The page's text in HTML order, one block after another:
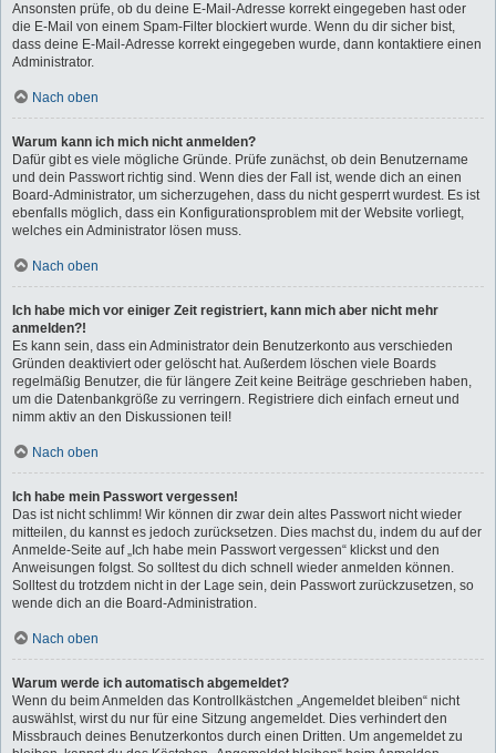
Ansonsten prüfe, ob du deine E-Mail-Adresse korrekt eingegeben hast oder
die E-Mail von einem Spam-Filter blockiert wurde. Wenn du dir sicher bist,
dass deine E-Mail-Adresse korrekt eingegeben wurde, dann kontaktiere einen
Administrator.
Nach oben
Warum kann ich mich nicht anmelden?
Dafür gibt es viele mögliche Gründe. Prüfe zunächst, ob dein Benutzername
und dein Passwort richtig sind. Wenn dies der Fall ist, wende dich an einen
Board-Administrator, um sicherzugehen, dass du nicht gesperrt wurdest. Es ist
ebenfalls möglich, dass ein Konfigurationsproblem mit der Website vorliegt,
welches ein Administrator lösen muss.
Nach oben
Ich habe mich vor einiger Zeit registriert, kann mich aber nicht mehr
anmelden?!
Es kann sein, dass ein Administrator dein Benutzerkonto aus verschieden
Gründen deaktiviert oder gelöscht hat. Außerdem löschen viele Boards
regelmäßig Benutzer, die für längere Zeit keine Beiträge geschrieben haben,
um die Datenbankgröße zu verringern. Registriere dich einfach erneut und
nimm aktiv an den Diskussionen teil!
Nach oben
Ich habe mein Passwort vergessen!
Das ist nicht schlimm! Wir können dir zwar dein altes Passwort nicht wieder
mitteilen, du kannst es jedoch zurücksetzen. Dies machst du, indem du auf der
Anmelde-Seite auf „Ich habe mein Passwort vergessen“ klickst und den
Anweisungen folgst. So solltest du dich schnell wieder anmelden können.
Solltest du trotzdem nicht in der Lage sein, dein Passwort zurückzusetzen, so
wende dich an die Board-Administration.
Nach oben
Warum werde ich automatisch abgemeldet?
Wenn du beim Anmelden das Kontrollkästchen „Angemeldet bleiben“ nicht
auswählst, wirst du nur für eine Sitzung angemeldet. Dies verhindert den
Missbrauch deines Benutzerkontos durch einen Dritten. Um angemeldet zu